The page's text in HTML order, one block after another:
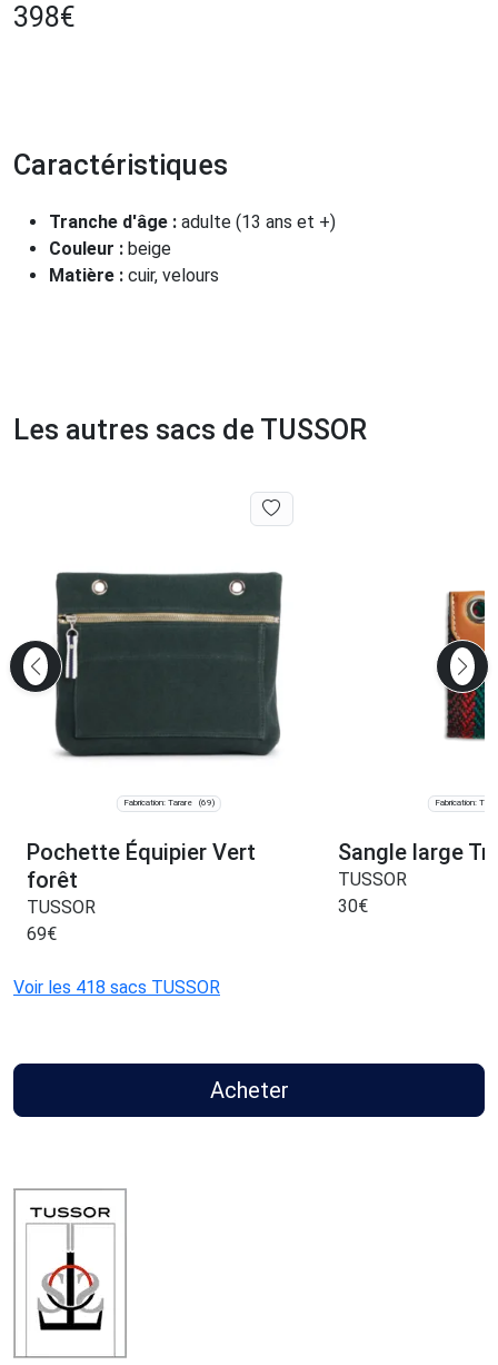
398€
Caractéristiques
Tranche d'âge : adulte (13 ans et +)
Couleur : beige
Matière : cuir, velours
Les autres sacs de TUSSOR
Fabrication: Tarare (69)
Pochette Équipier Vert
forêt
TUSSOR
69€
Fabrication:
Sangle large
TUSSOR
30€
Voir les 418 sacs TUSSOR
Acheter